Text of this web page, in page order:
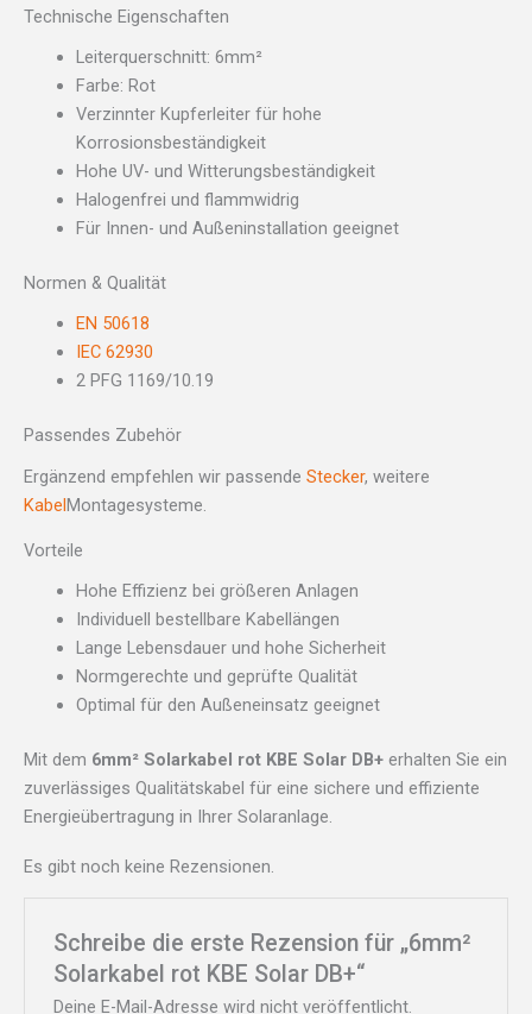
Technische Eigenschaften
Leiterquerschnitt: 6mm²
Farbe: Rot
Verzinnter Kupferleiter für hohe
Korrosionsbeständigkeit
Hohe UV- und Witterungsbeständigkeit
Halogenfrei und flammwidrig
Für Innen- und Außeninstallation geeignet
Normen & Qualität
EN 50618
IEC 62930
2 PFG 1169/10.19
Passendes Zubehör
Ergänzend empfehlen wir passende Stecker, weitere
KabelMontagesysteme.
Vorteile
Hohe Effizienz bei größeren Anlagen
Individuell bestellbare Kabellängen
Lange Lebensdauer und hohe Sicherheit
Normgerechte und geprüfte Qualität
Optimal für den Außeneinsatz geeignet
Mit dem 6mm² Solarkabel rot KBE Solar DB+ erhalten Sie ein
zuverlässiges Qualitätskabel für eine sichere und effiziente
Energieübertragung in Ihrer Solaranlage.
Es gibt noch keine Rezensionen.
Schreibe die erste Rezension für „6mm²
Solarkabel rot KBE Solar DB+“
Deine E-Mail-Adresse wird nicht veröffentlicht.